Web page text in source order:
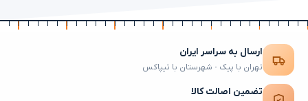
ارسال به سراسر ایران
تهران با پیک · شهرستان با تیپاکس
تضمین اصالت کالا